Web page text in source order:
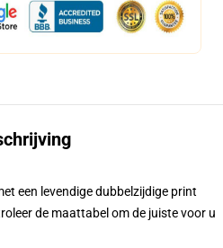
een levendige dubbelzijdige print
de maattabel om de juiste voor u